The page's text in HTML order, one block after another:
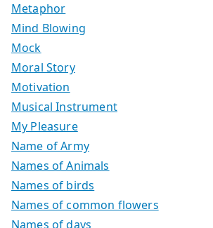
Metaphor
Mind Blowing
Mock
Moral Story
Motivation
Musical Instrument
My Pleasure
Name of Army
Names of Animals
Names of birds
Names of common flowers
Names of days